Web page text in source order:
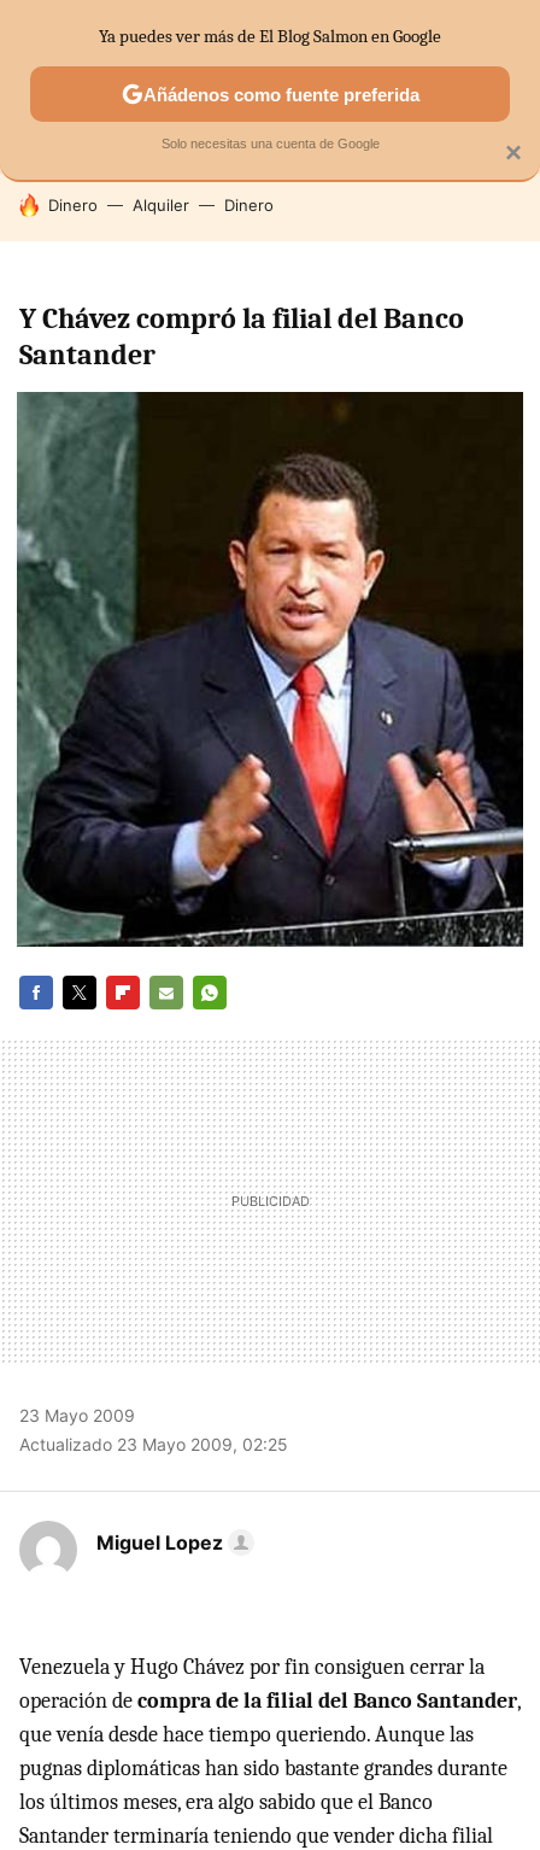
SECTORES ECONOMÍA DOMÉSTICA MERCADOS
HOY SE HABLA DE
Dinero Alquiler Dinero
Y Chávez compró la filial del Banco
Santander
MAIL
23 Mayo 2009
Actualizado 23 Mayo 2009, 02:25
Miguel Lopez
Venezuela y Hugo Chávez por fin consiguen cerrar la
operación decompra de la filial del Banco Santander,
que venía desde hace tiempo queriendo. Aunque las
pugnas diplomáticas han sido bastante grandes durante
los últimos meses, era algo sabido que el Banco
Santander terminaría teniendo que vender dicha filial
×
Ya puedes ver más de El Blog Salmon en Google
Añádenos como fuente preferida
Solo necesitas una cuenta de Google